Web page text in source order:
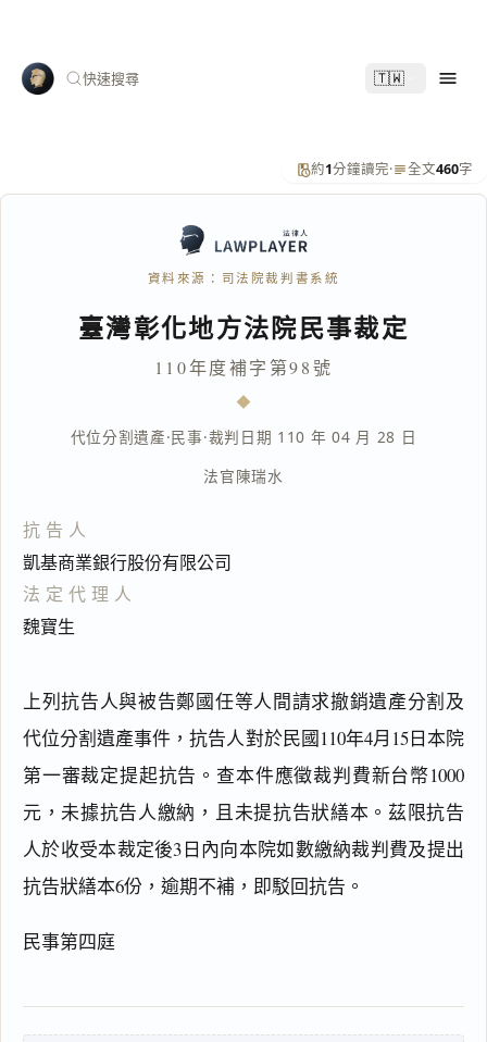
快速搜尋 🇹🇼
約1分鐘讀完· 全文460字
資料來源：司法院裁判書系統
臺灣彰化地方法院民事裁定
110年度補字第98號
代位分割遺產·民事·裁判日期 110 年 04 月 28 日
法官陳瑞水
抗告人
凱基商業銀行股份有限公司
法定代理人
魏寶生
上列抗告人與被告鄭國任等人間請求撤銷遺產分割及
代位分割遺產事件，抗告人對於民國110年4月15日本院
第一審裁定提起抗告。查本件應徵裁判費新台幣1000
元，未據抗告人繳納，且未提抗告狀繕本。茲限抗告
人於收受本裁定後3日內向本院如數繳納裁判費及提出
抗告狀繕本6份，逾期不補，即駁回抗告。
民事第四庭
閱讀 研究